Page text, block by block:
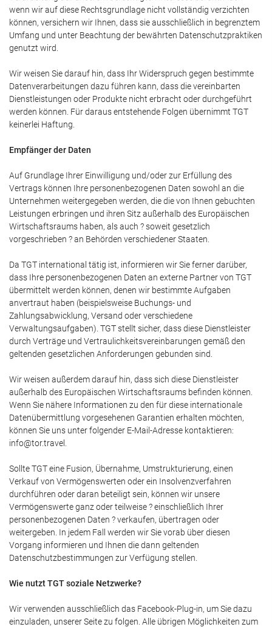
wenn wir auf diese Rechtsgrundlage nicht vollständig verzichten
können, versichern wir Ihnen, dass sie ausschließlich in begrenztem
Umfang und unter Beachtung der bewährten Datenschutzpraktiken
genutzt wird.
Wir weisen Sie darauf hin, dass Ihr Widerspruch gegen bestimmte
Datenverarbeitungen dazu führen kann, dass die vereinbarten
Dienstleistungen oder Produkte nicht erbracht oder durchgeführt
werden können. Für daraus entstehende Folgen übernimmt TGT
keinerlei Haftung.
Empfänger der Daten
Auf Grundlage Ihrer Einwilligung und/oder zur Erfüllung des
Vertrags können Ihre personenbezogenen Daten sowohl an die
Unternehmen weitergegeben werden, die die von Ihnen gebuchten
Leistungen erbringen und ihren Sitz außerhalb des Europäischen
Wirtschaftsraums haben, als auch ? soweit gesetzlich
vorgeschrieben ? an Behörden verschiedener Staaten.
Da TGT international tätig ist, informieren wir Sie ferner darüber,
dass Ihre personenbezogenen Daten an externe Partner von TGT
übermittelt werden können, denen wir bestimmte Aufgaben
anvertraut haben (beispielsweise Buchungs- und
Zahlungsabwicklung, Versand oder verschiedene
Verwaltungsaufgaben). TGT stellt sicher, dass diese Dienstleister
durch Verträge und Vertraulichkeitsvereinbarungen gemäß den
geltenden gesetzlichen Anforderungen gebunden sind.
Wir weisen außerdem darauf hin, dass sich diese Dienstleister
außerhalb des Europäischen Wirtschaftsraums befinden können.
Wenn Sie nähere Informationen zu den für diese internationale
Datenübermittlung vorgesehenen Garantien erhalten möchten,
können Sie uns unter folgender E-Mail-Adresse kontaktieren:
info@tor.travel.
Sollte TGT eine Fusion, Übernahme, Umstrukturierung, einen
Verkauf von Vermögenswerten oder ein Insolvenzverfahren
durchführen oder daran beteiligt sein, können wir unsere
Vermögenswerte ganz oder teilweise ? einschließlich Ihrer
personenbezogenen Daten ? verkaufen, übertragen oder
weitergeben. In jedem Fall werden wir Sie vorab über diesen
Vorgang informieren und Ihnen die dann geltenden
Datenschutzbestimmungen zur Verfügung stellen.
Wie nutzt TGT soziale Netzwerke?
Wir verwenden ausschließlich das Facebook-Plug-in, um Sie dazu
einzuladen, unserer Seite zu folgen. Alle übrigen Möglichkeiten zum